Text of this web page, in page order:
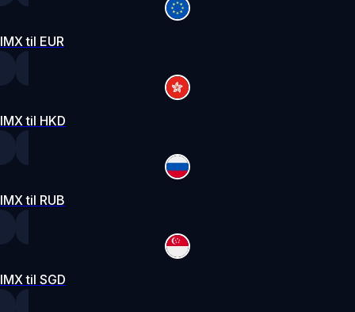
IMX til EUR
IMX til HKD
IMX til RUB
IMX til SGD